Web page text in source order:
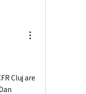
Cluj are